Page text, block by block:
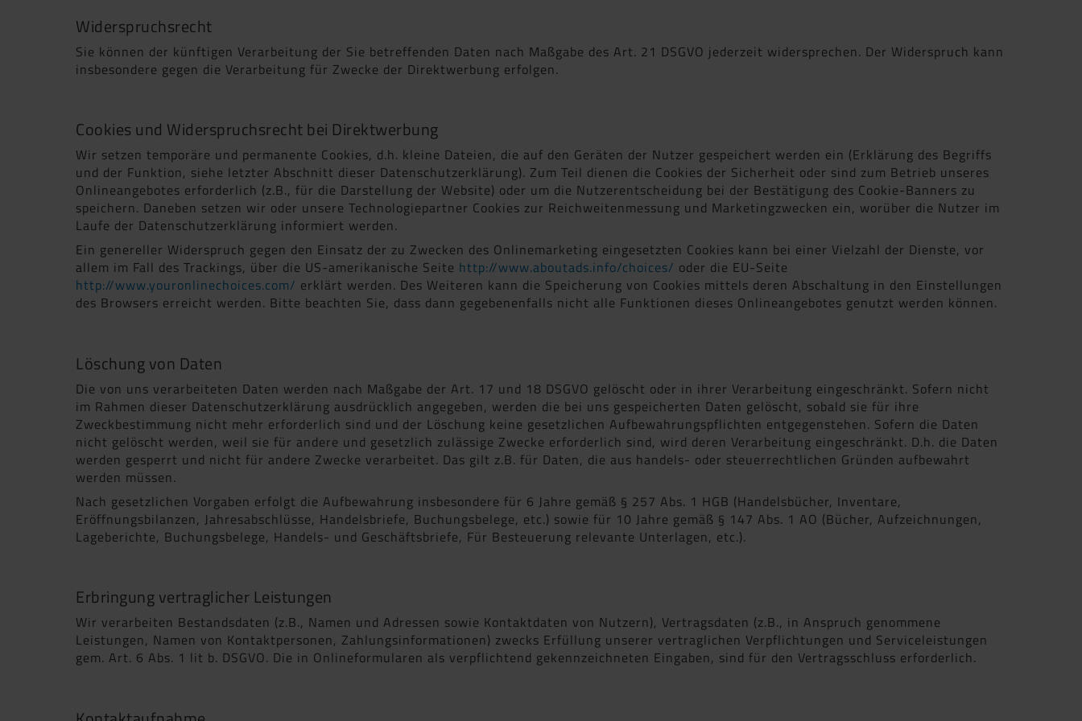
Widerspruchsrecht
Sie können der künftigen Verarbeitung der Sie betreffenden Daten nach Maßgabe des Art. 21 DSGVO jederzeit widersprechen. Der Widerspruch kann
insbesondere gegen die Verarbeitung für Zwecke der Direktwerbung erfolgen.
Cookies und Widerspruchsrecht bei Direktwerbung
Wir setzen temporäre und permanente Cookies, d.h. kleine Dateien, die auf den Geräten der Nutzer gespeichert werden ein (Erklärung des Begriffs
und der Funktion, siehe letzter Abschnitt dieser Datenschutzerklärung). Zum Teil dienen die Cookies der Sicherheit oder sind zum Betrieb unseres
Onlineangebotes erforderlich (z.B., für die Darstellung der Website) oder um die Nutzerentscheidung bei der Bestätigung des Cookie-Banners zu
speichern. Daneben setzen wir oder unsere Technologiepartner Cookies zur Reichweitenmessung und Marketingzwecken ein, worüber die Nutzer im
Laufe der Datenschutzerklärung informiert werden.
Ein genereller Widerspruch gegen den Einsatz der zu Zwecken des Onlinemarketing eingesetzten Cookies kann bei einer Vielzahl der Dienste, vor
allem im Fall des Trackings, über die US-amerikanische Seite http://www.aboutads.info/choices/ oder die EU-Seite
http://www.youronlinechoices.com/ erklärt werden. Des Weiteren kann die Speicherung von Cookies mittels deren Abschaltung in den Einstellungen
des Browsers erreicht werden. Bitte beachten Sie, dass dann gegebenenfalls nicht alle Funktionen dieses Onlineangebotes genutzt werden können.
Löschung von Daten
Die von uns verarbeiteten Daten werden nach Maßgabe der Art. 17 und 18 DSGVO gelöscht oder in ihrer Verarbeitung eingeschränkt. Sofern nicht
im Rahmen dieser Datenschutzerklärung ausdrücklich angegeben, werden die bei uns gespeicherten Daten gelöscht, sobald sie für ihre
Zweckbestimmung nicht mehr erforderlich sind und der Löschung keine gesetzlichen Aufbewahrungspflichten entgegenstehen. Sofern die Daten
nicht gelöscht werden, weil sie für andere und gesetzlich zulässige Zwecke erforderlich sind, wird deren Verarbeitung eingeschränkt. D.h. die Daten
werden gesperrt und nicht für andere Zwecke verarbeitet. Das gilt z.B. für Daten, die aus handels- oder steuerrechtlichen Gründen aufbewahrt
werden müssen.
Nach gesetzlichen Vorgaben erfolgt die Aufbewahrung insbesondere für 6 Jahre gemäß § 257 Abs. 1 HGB (Handelsbücher, Inventare,
Eröffnungsbilanzen, Jahresabschlüsse, Handelsbriefe, Buchungsbelege, etc.) sowie für 10 Jahre gemäß § 147 Abs. 1 AO (Bücher, Aufzeichnungen,
Lageberichte, Buchungsbelege, Handels- und Geschäftsbriefe, Für Besteuerung relevante Unterlagen, etc.).
Erbringung vertraglicher Leistungen
Wir verarbeiten Bestandsdaten (z.B., Namen und Adressen sowie Kontaktdaten von Nutzern), Vertragsdaten (z.B., in Anspruch genommene
Leistungen, Namen von Kontaktpersonen, Zahlungsinformationen) zwecks Erfüllung unserer vertraglichen Verpflichtungen und Serviceleistungen
gem. Art. 6 Abs. 1 lit b. DSGVO. Die in Onlineformularen als verpflichtend gekennzeichneten Eingaben, sind für den Vertragsschluss erforderlich.